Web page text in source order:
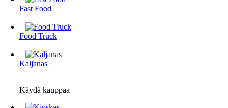
Fast Food
Food Truck
Kaljanas
Käydä kauppaa